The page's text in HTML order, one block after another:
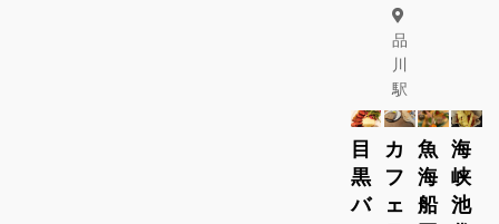
品
川
駅
目
黒
バ
カ
フ
ェ
魚
海
船
海
峡
池